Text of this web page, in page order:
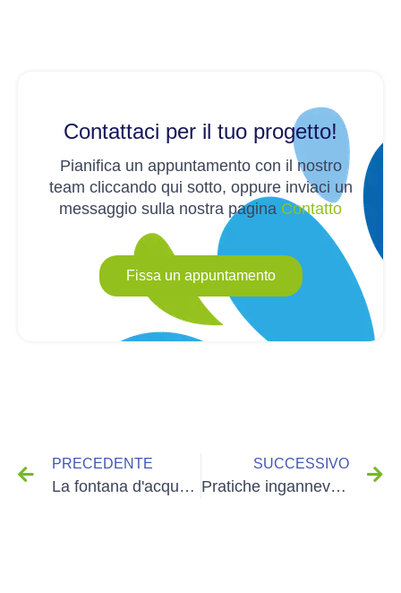
Contattaci per il tuo progetto!
Pianifica un appuntamento con il nostro
team cliccando qui sotto, oppure inviaci un
messaggio sulla nostra pagina Contatto
Fissa un appuntamento
PRECEDENTE
La fontana d'acqua da rete in 5 domande
SUCCESSIVO
Pratiche ingannevoli nell'industria dell'acqua in bottiglia